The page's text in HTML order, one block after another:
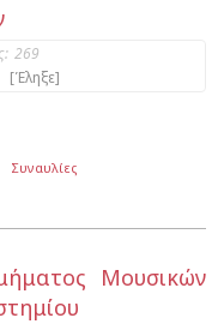
269
[Έληξε]
Συναυλίες
Μουσικών